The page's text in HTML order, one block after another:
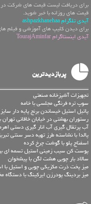
برای دریافت لیست قیمت های شرکت در
قیمت های روزانه با خبر شوید.
آیدی تلگرام ashpazkhanehaa
برای دیدن کلیپ های آموزشی و فیلم های
آیدی اینستاگرام TourajAminfar
پربازدیدترین
تجهیزات آشپزخانه صنعتی
سوپ تره فرنگی مجلسی با خامه
پاتیل استیل خیساندن برنج پایه دار سایز70 رستورانی
رستوران بهشتی در خیابان خاقانی تهران
آب پرتقال گیری آب انار گیری دستی
پالدا با نشاسته طرز تهیه دسر سنتی
اسفناج پلو با گوشت چرخ کرده
پوست کن سیب زمینی استیل تسمه ای
سالاد بار چوبی هشت لگن با پیشخوان
میز پخت ذرت مکزیکی چوبی و استیل با
میز بردینگ پودرزن ایرکینگ با دستگاه